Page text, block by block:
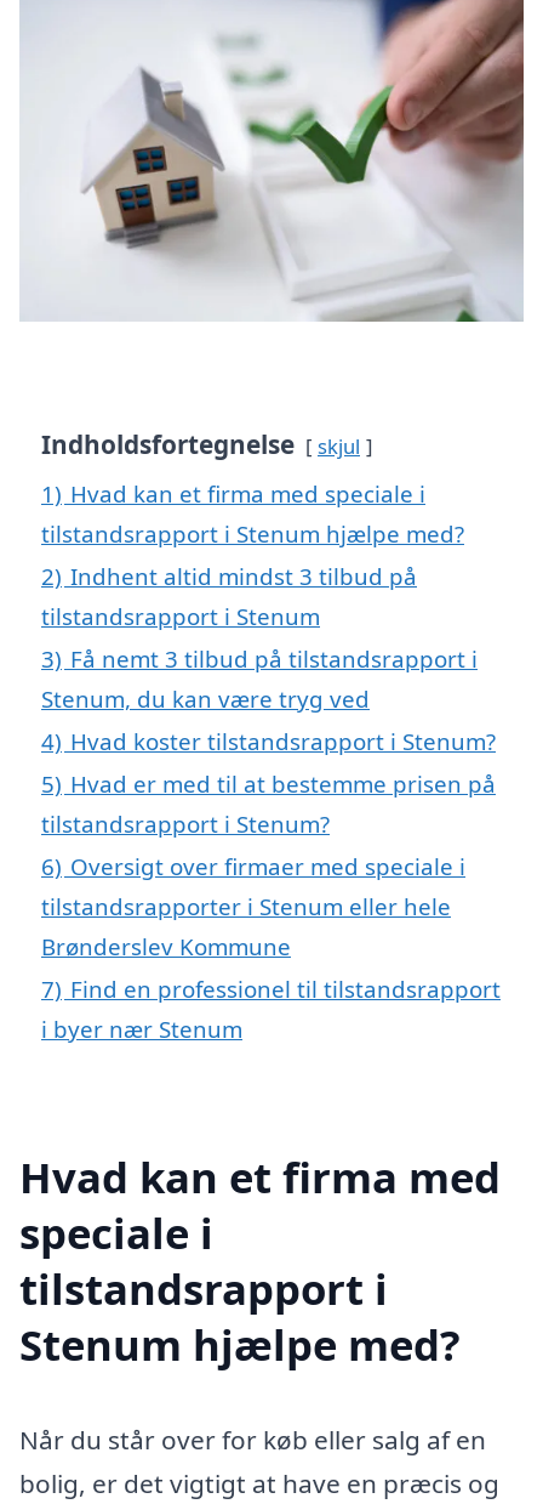
Indholdsfortegnelse skjul
1) Hvad kan et firma med speciale i
tilstandsrapport i Stenum hjælpe med?
2) Indhent altid mindst 3 tilbud på
tilstandsrapport i Stenum
3) Få nemt 3 tilbud på tilstandsrapport i
Stenum, du kan være tryg ved
4) Hvad koster tilstandsrapport i Stenum?
5) Hvad er med til at bestemme prisen på
tilstandsrapport i Stenum?
6) Oversigt over firmaer med speciale i
tilstandsrapporter i Stenum eller hele
Brønderslev Kommune
7) Find en professionel til tilstandsrapport
i byer nær Stenum
Hvad kan et firma med
speciale i
tilstandsrapport i
Stenum hjælpe med?
Når du står over for køb eller salg af en
bolig, er det vigtigt at have en præcis og